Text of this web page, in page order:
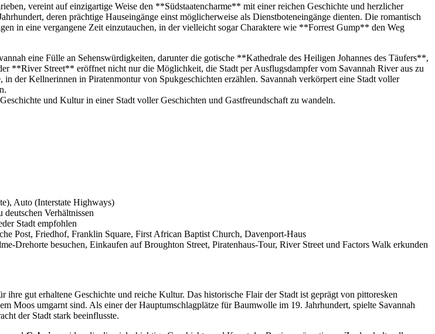
vereint auf einzigartige Weise den **Südstaatencharme** mit einer reichen Geschichte und herzlicher
deren prächtige Hauseingänge einst möglicherweise als Dienstboteneingänge dienten. Die romantisch
in eine vergangene Zeit einzutauchen, in der vielleicht sogar Charaktere wie **Forrest Gump** den Weg
eine Fülle an Sehenswürdigkeiten, darunter die gotische **Kathedrale des Heiligen Johannes des Täufers**,
**River Street** eröffnet nicht nur die Möglichkeit, die Stadt per Ausflugsdampfer vom Savannah River aus zu
der Kellnerinnen in Piratenmontur von Spukgeschichten erzählen. Savannah verkörpert eine Stadt voller
und Kultur in einer Stadt voller Geschichten und Gastfreundschaft zu wandeln.
Auto (Interstate Highways)
Verhältnissen
Stadt empfohlen
Post, Friedhof, Franklin Square, First African Baptist Church, Davenport-Haus
Drehorte besuchen, Einkaufen auf Broughton Street, Piratenhaus-Tour, River Street und Factors Walk erkunden
gut erhaltene Geschichte und reiche Kultur. Das historische Flair der Stadt ist geprägt von pittoresken
Moos umgarnt sind. Als einer der Hauptumschlagplätze für Baumwolle im 19. Jahrhundert, spielte Savannah
der Stadt stark beeinflusste.